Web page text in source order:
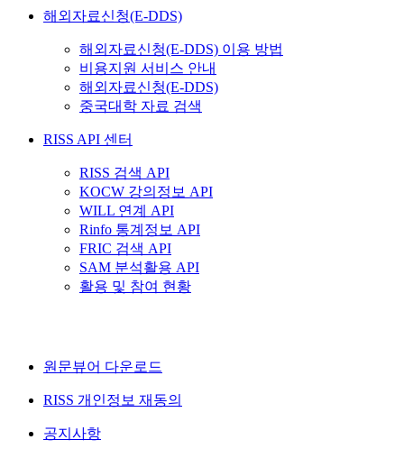
해외자료신청(E-DDS)
해외자료신청(E-DDS) 이용 방법
비용지원 서비스 안내
해외자료신청(E-DDS)
중국대학 자료 검색
RISS API 센터
RISS 검색 API
KOCW 강의정보 API
WILL 연계 API
Rinfo 통계정보 API
FRIC 검색 API
SAM 분석활용 API
활용 및 참여 현황
원문뷰어 다운로드
RISS 개인정보 재동의
공지사항